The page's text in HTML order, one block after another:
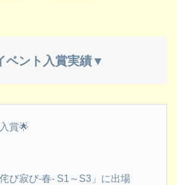
ベント入賞実績▼
賞🌟
び寂び-春- S1～S3」に出場